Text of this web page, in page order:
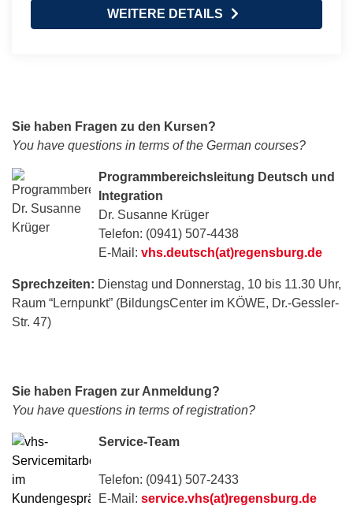
WEITERE DETAILS
Sie haben Fragen zu den Kursen?
You have questions in terms of the German courses?
Programmbereichsleitung Deutsch und
Integration
Dr. Susanne Krüger
Telefon: (0941) 507-4438
E-Mail: vhs.deutsch(at)regensburg.de
Sprechzeiten: Dienstag und Donnerstag, 10 bis 11.30 Uhr,
Raum “Lernpunkt” (BildungsCenter im KÖWE, Dr.-Gessler-
Str. 47)
Sie haben Fragen zur Anmeldung?
You have questions in terms of registration?
Service-Team
Telefon: (0941) 507-2433
E-Mail: service.vhs(at)regensburg.de